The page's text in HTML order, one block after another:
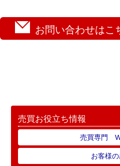
お問い合わせはこ
売買お役立ち情報
売買専門
お客様